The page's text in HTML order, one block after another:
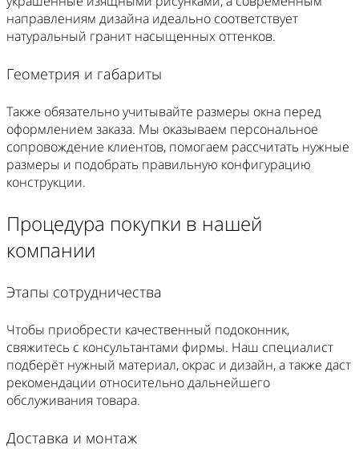
направлениям дизайна идеально соответствует
натуральный гранит насыщенных оттенков.
Геометрия и габариты
Также обязательно учитывайте размеры окна перед
оформлением заказа. Мы оказываем персональное
сопровождение клиентов, помогаем рассчитать нужные
размеры и подобрать правильную конфигурацию
конструкции.
Процедура покупки в нашей
компании
Этапы сотрудничества
Чтобы приобрести качественный подоконник,
свяжитесь с консультантами фирмы. Наш специалист
подберёт нужный материал, окрас и дизайн, а также даст
рекомендации относительно дальнейшего
обслуживания товара.
Доставка и монтаж